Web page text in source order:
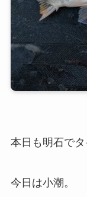
本日も明石でタ
今日は小潮。